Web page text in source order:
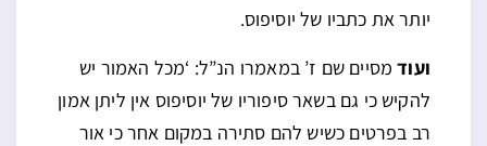
יותר את כתביו של יוסיפוס.
ועודמסיים שם ז’ במאמרו הנ”ל: ‘מכל האמור יש
להקיש כי גם בשאר סיפוריו של יוסיפוס אין ליתן אמון
רב בפרטים כשיש להם סתירה במקום אחר כי אור